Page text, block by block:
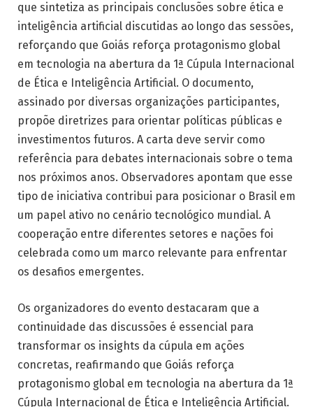
que sintetiza as principais conclusões sobre ética e
inteligência artificial discutidas ao longo das sessões,
reforçando que Goiás reforça protagonismo global
em tecnologia na abertura da 1ª Cúpula Internacional
de Ética e Inteligência Artificial. O documento,
assinado por diversas organizações participantes,
propõe diretrizes para orientar políticas públicas e
investimentos futuros. A carta deve servir como
referência para debates internacionais sobre o tema
nos próximos anos. Observadores apontam que esse
tipo de iniciativa contribui para posicionar o Brasil em
um papel ativo no cenário tecnológico mundial. A
cooperação entre diferentes setores e nações foi
celebrada como um marco relevante para enfrentar
os desafios emergentes.
Os organizadores do evento destacaram que a
continuidade das discussões é essencial para
transformar os insights da cúpula em ações
concretas, reafirmando que Goiás reforça
protagonismo global em tecnologia na abertura da 1ª
Cúpula Internacional de Ética e Inteligência Artificial.